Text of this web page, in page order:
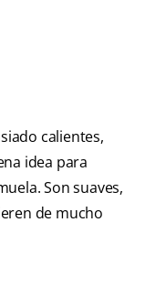
calientes,
idea para
Son suaves,
de mucho